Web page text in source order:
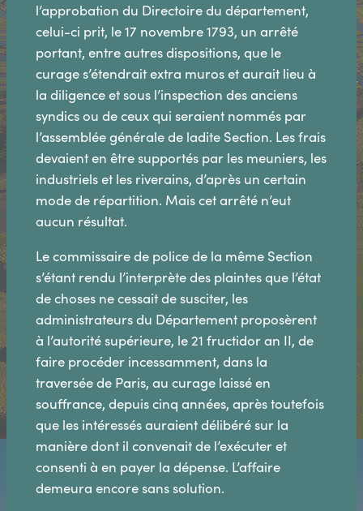
l’approbation du Directoire du département,
celui-ci prit, le 17 novembre 1793, un arrêté
portant, entre autres dispositions, que le
curage s’étendrait extra muros et aurait lieu à
la diligence et sous l’inspection des anciens
syndics ou de ceux qui seraient nommés par
l’assemblée générale de ladite Section. Les frais
devaient en être supportés par les meuniers, les
industriels et les riverains, d’après un certain
mode de répartition. Mais cet arrêté n’eut
aucun résultat.
Le commissaire de police de la même Section
s’étant rendu l’interprète des plaintes que l’état
de choses ne cessait de susciter, les
administrateurs du Département proposèrent
à l’autorité supérieure, le 21 fructidor an II, de
faire procéder incessamment, dans la
traversée de Paris, au curage laissé en
souffrance, depuis cinq années, après toutefois
que les intéressés auraient délibéré sur la
manière dont il convenait de l’exécuter et
consenti à en payer la dépense. L’affaire
demeura encore sans solution.